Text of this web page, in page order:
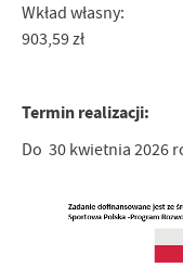
Wkład
903,59 zł
Termin realizacji:
Do 30 kwietnia 2026